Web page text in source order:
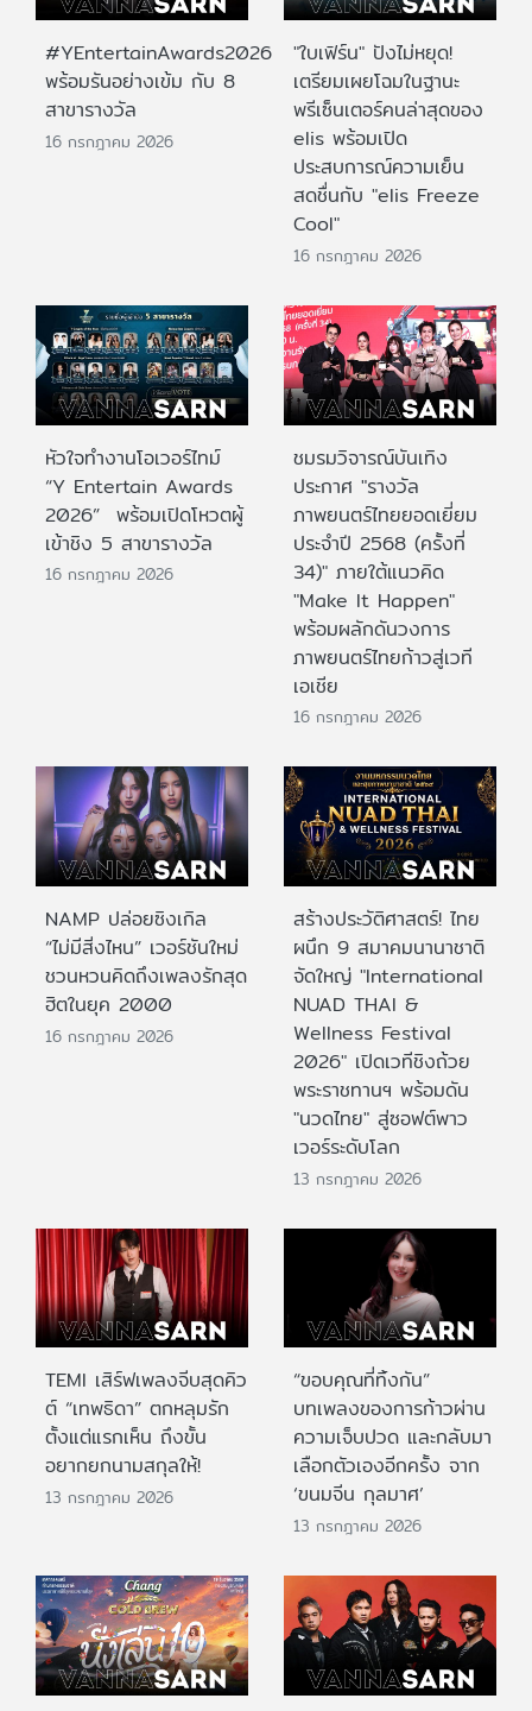
#YEntertainAwards2026
พร้อมรันอย่างเข้ม กับ 8
สาขารางวัล
16 กรกฎาคม 2026
"ใบเฟิร์น" ปังไม่หยุด!
เตรียมเผยโฉมในฐานะ
พรีเซ็นเตอร์คนล่าสุดของ
elis พร้อมเปิด
ประสบการณ์ความเย็น
สดชื่นกับ "elis Freeze
Cool"
16 กรกฎาคม 2026
หัวใจทำงานโอเวอร์ไทม์
“Y Entertain Awards
2026” พร้อมเปิดโหวตผู้
เข้าชิง 5 สาขารางวัล
16 กรกฎาคม 2026
ชมรมวิจารณ์บันเทิง
ประกาศ "รางวัล
ภาพยนตร์ไทยยอดเยี่ยม
ประจําปี 2568 (ครั้งที่
34)" ภายใต้แนวคิด
"Make It Happen"
พร้อมผลักดันวงการ
ภาพยนตร์ไทยก้าวสู่เวที
เอเชีย
16 กรกฎาคม 2026
NAMP ปล่อยซิงเกิล
“ไม่มีสิ่งไหน” เวอร์ชันใหม่
ชวนหวนคิดถึงเพลงรักสุด
ฮิตในยุค 2000
16 กรกฎาคม 2026
สร้างประวัติศาสตร์! ไทย
ผนึก 9 สมาคมนานาชาติ
จัดใหญ่ "International
NUAD THAI &
Wellness Festival
2026" เปิดเวทีชิงถ้วย
พระราชทานฯ พร้อมดัน
"นวดไทย" สู่ซอฟต์พาว
เวอร์ระดับโลก
13 กรกฎาคม 2026
TEMI เสิร์ฟเพลงจีบสุดคิว
ต์ “เทพธิดา” ตกหลุมรัก
ตั้งแต่แรกเห็น ถึงขั้น
อยากยกนามสกุลให้!
13 กรกฎาคม 2026
“ขอบคุณที่ทิ้งกัน”
บทเพลงของการก้าวผ่าน
ความเจ็บปวด และกลับมา
เลือกตัวเองอีกครั้ง จาก
‘ขนมจีน กุลมาศ’
13 กรกฎาคม 2026